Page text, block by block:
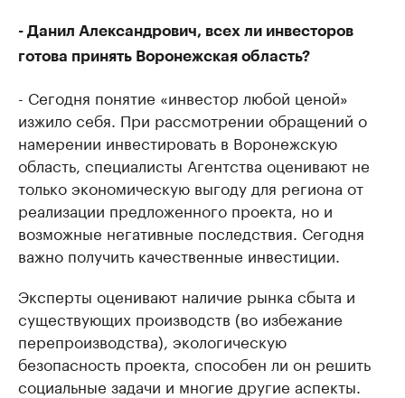
- Данил Александрович, всех ли инвесторов
готова принять Воронежская область?
- Сегодня понятие «инвестор любой ценой»
изжило себя. При рассмотрении обращений о
намерении инвестировать в Воронежскую
область, специалисты Агентства оценивают не
только экономическую выгоду для региона от
реализации предложенного проекта, но и
возможные негативные последствия. Сегодня
важно получить качественные инвестиции.
Эксперты оценивают наличие рынка сбыта и
существующих производств (во избежание
перепроизводства), экологическую
безопасность проекта, способен ли он решить
социальные задачи и многие другие аспекты.